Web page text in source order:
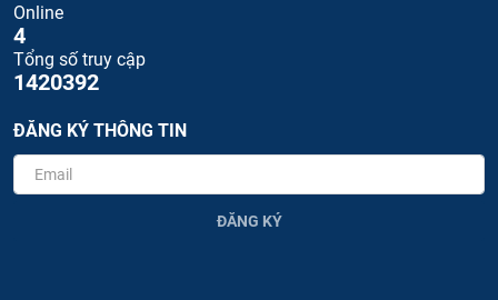
Online
4
Tổng số truy cập
1420392
ĐĂNG KÝ THÔNG TIN
ĐĂNG KÝ